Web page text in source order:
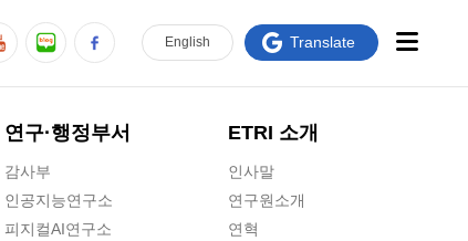
연구·행정부서
감사부
인공지능연구소
피지컬AI연구소
ETRI 소개
인사말
연구원소개
연혁
English Translate